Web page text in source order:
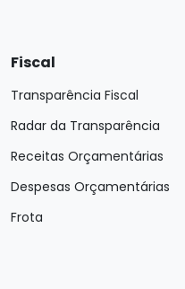
Fiscal
Transparência Fiscal
Radar da Transparência
Receitas Orçamentárias
Despesas Orçamentárias
Frota